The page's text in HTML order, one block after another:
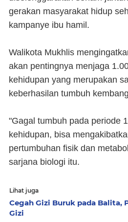
gerakan masyarakat hidup
kampanye ibu hamil.
Walikota Mukhlis
akan pentingnya menjaga
kehidupan yang merupakan
keberhasilan tumbuh
"Gagal tumbuh pada periode
kehidupan, bisa
pertumbuhan fisik dan
sarjana biologi itu.
Lihat juga
Cegah Gizi Buruk pada Balita,
Gizi